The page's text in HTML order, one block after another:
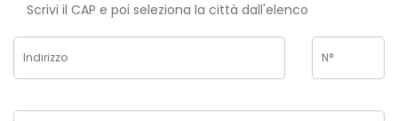
Scrivi il CAP e poi seleziona la città dall'elenco